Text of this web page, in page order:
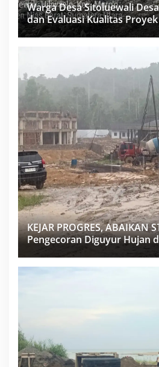
Warga Desa Sitoluewali
dan Evaluasi Kualitas
Minim Informasi
KEJAR PROGRES, ABAIKAN
Pengecoran Diguyur Hujan
Miliar Sukma Nias,
PPK Bungkam